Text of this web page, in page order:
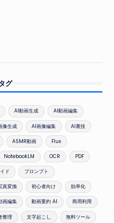
グ
AI動画生成 AI動画編集
像生成 AI画像編集 AI裏技
ASMR動画 Flux
NotebookLM OCR PDF
ド プロンプト
真変換 初心者向け 効率化
画編集 動画要約 AI 商用利用
整理 文字起こし 無料ツール